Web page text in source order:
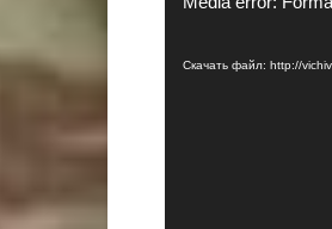
Скачать файл: http://